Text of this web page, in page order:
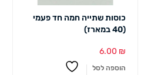
כוסות שתייה חמה חד פעמי
(40 במארז)
6.00 ₪
הוספה לסל